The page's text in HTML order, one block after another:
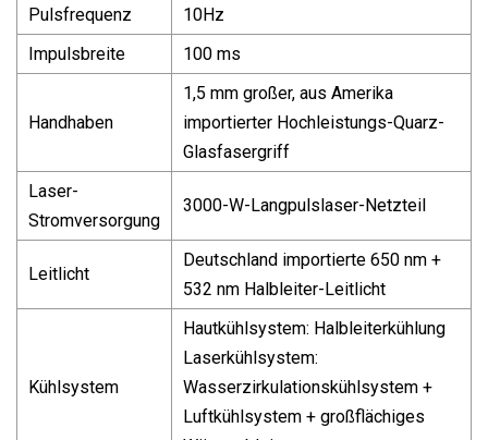
Pulsfrequenz
10Hz
Impulsbreite
100 ms
Handhaben
1,5 mm großer, aus Amerika
importierter Hochleistungs-Quarz-
Glasfasergriff
Laser-
Stromversorgung
3000-W-Langpulslaser-Netzteil
Leitlicht
Deutschland importierte 650 nm +
532 nm Halbleiter-Leitlicht
Kühlsystem
Hautkühlsystem: Halbleiterkühlung
Laserkühlsystem:
Wasserzirkulationskühlsystem +
Luftkühlsystem + großflächiges